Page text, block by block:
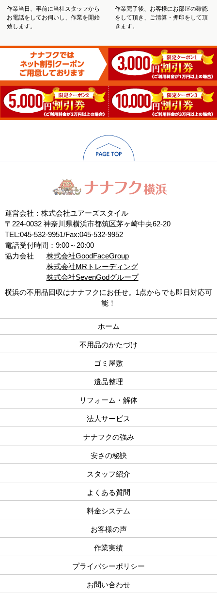
作業当日、事前に当社スタッフから
お電話をしてお伺いし、作業を開始
致します。
作業完了後、お客様にお部屋の確認
をして頂き、ご清算・押印をして頂
きます。
運営会社：株式会社ユアーズスタイル
〒224-0032 神奈川県横浜市都筑区茅ヶ崎中央62-20
TEL:045-532-9951/Fax:045-532-9952
電話受付時間：9:00～20:00
協力会社
株式会社GoodFaceGroup
株式会社MRトレーディング
株式会社SevenGodグループ
横浜の不用品回収はナナフクにお任せ。1点からでも即日対応可
能！
ホーム
不用品のかたづけ
ゴミ屋敷
遺品整理
リフォーム・解体
法人サービス
ナナフクの強み
安さの秘訣
スタッフ紹介
よくある質問
料金システム
お客様の声
作業実績
プライバシーポリシー
お問い合わせ